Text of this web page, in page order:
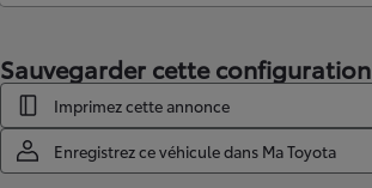
Sauvegarder cette configuration
Imprimez cette annonce
Enregistrez ce véhicule dans Ma Toyota